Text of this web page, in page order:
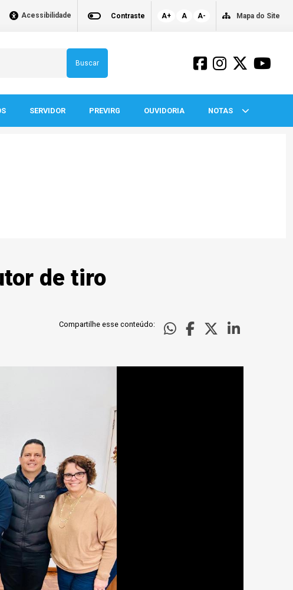
Acessibilidade Contraste A+ A A- Mapa do Site
Buscar
SERVIDOR PREVIRG OUVIDORIA NOTAS
de tiro
Compartilhe esse conteúdo: